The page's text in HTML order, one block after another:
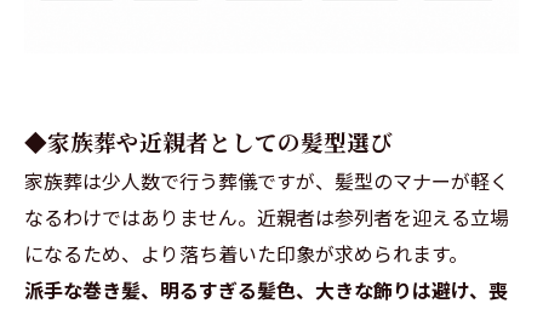
◆家族葬や近親者としての髪型選び
家族葬は少人数で行う葬儀ですが、髪型のマナーが軽く
なるわけではありません。近親者は参列者を迎える立場
になるため、より落ち着いた印象が求められます。
派手な巻き髪、明るすぎる髪色、大きな飾りは避け、喪